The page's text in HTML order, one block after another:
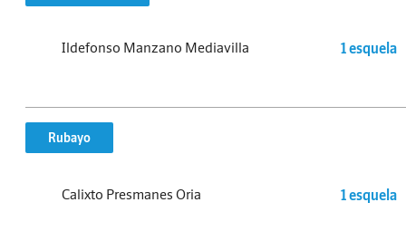
Ildefonso Manzano Mediavilla 1 esquela
Rubayo
Calixto Presmanes Oria 1 esquela